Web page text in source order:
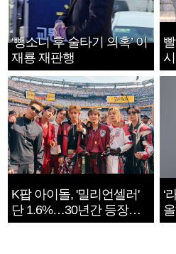
‘뺑소니 후 술타기 의혹’ 이
재룡 재판행
K팝 아이돌, '밀리언셀러'
단 1.6%…30년간 등장
1182개팀 전수조사
‘